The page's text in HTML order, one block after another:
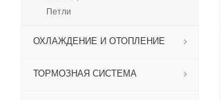
Петли
ОХЛАЖДЕНИЕ И ОТОПЛЕНИЕ
ТОРМОЗНАЯ СИСТЕМА